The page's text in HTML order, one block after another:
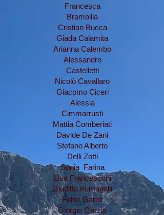
Francesca
Brambilla
Cristian Bucca
Giada Calamita
Arianna Calembo
Alessandro
Castelletti
Nicolò Cavallaro
Giacomo Ciceri
Alessia
Cimmarrusti
Mattia Comberiati
Davide De Zani
Stefano Alberto
Delli Zotti
Sonia Farina
Lisa Francesconi
Giuditta Fumagalli
Fabio Garoli
Giorgio Garzia